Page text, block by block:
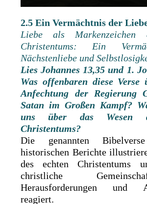
2.5 Ein Vermächtnis der
Liebe als Markenzeichen
Christentums: Ein
Nächstenliebe und
Lies Johannes 13,35 und 1.
Was offenbaren diese
Anfechtung der Regierung
Satan im Großen Kampf?
uns über das Wesen
Christentums?
Die genannten
historischen Berichte
des echten Christentums
christliche
Herausforderungen und
reagiert.